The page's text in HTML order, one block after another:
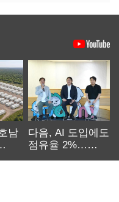
남
다음, AI 도입에도
점유율 2%…